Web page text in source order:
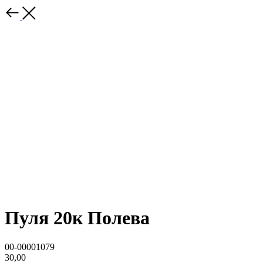
Пуля 20к Полева
00-00001079
30,00